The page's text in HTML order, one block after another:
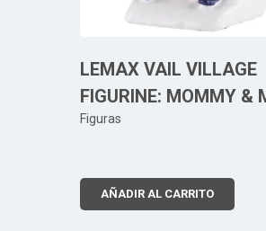
LEMAX VAIL VILLAGE
FIGURINE: MOMMY &
Figuras
AÑADIR AL CARRITO